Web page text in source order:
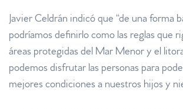
Javier Celdrán indicó que “de una forma
podríamos definirlo como las reglas que
áreas protegidas del Mar Menor y el
podemos disfrutar las personas para
mejores condiciones a nuestros hijos y